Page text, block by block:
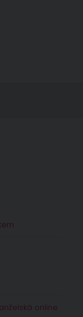
online